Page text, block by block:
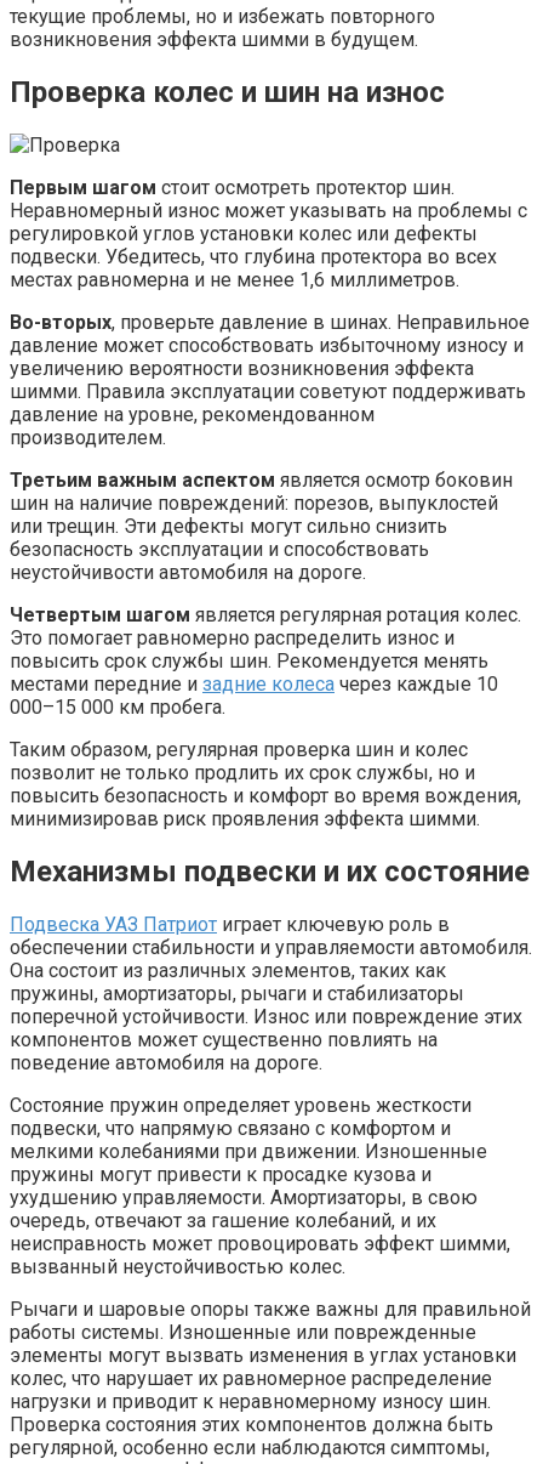
текущие проблемы, но и избежать повторного
возникновения эффекта шимми в будущем.
Проверка колес и шин на износ
Первым шагом стоит осмотреть протектор шин.
Неравномерный износ может указывать на проблемы с
регулировкой углов установки колес или дефекты
подвески. Убедитесь, что глубина протектора во всех
местах равномерна и не менее 1,6 миллиметров.
Во-вторых, проверьте давление в шинах. Неправильное
давление может способствовать избыточному износу и
увеличению вероятности возникновения эффекта
шимми. Правила эксплуатации советуют поддерживать
давление на уровне, рекомендованном
производителем.
Третьим важным аспектом является осмотр боковин
шин на наличие повреждений: порезов, выпуклостей
или трещин. Эти дефекты могут сильно снизить
безопасность эксплуатации и способствовать
неустойчивости автомобиля на дороге.
Четвертым шагом является регулярная ротация колес.
Это помогает равномерно распределить износ и
повысить срок службы шин. Рекомендуется менять
местами передние и задние колеса через каждые 10
000–15 000 км пробега.
Таким образом, регулярная проверка шин и колес
позволит не только продлить их срок службы, но и
повысить безопасность и комфорт во время вождения,
минимизировав риск проявления эффекта шимми.
Механизмы подвески и их состояние
Подвеска УАЗ Патриот играет ключевую роль в
обеспечении стабильности и управляемости автомобиля.
Она состоит из различных элементов, таких как
пружины, амортизаторы, рычаги и стабилизаторы
поперечной устойчивости. Износ или повреждение этих
компонентов может существенно повлиять на
поведение автомобиля на дороге.
Состояние пружин определяет уровень жесткости
подвески, что напрямую связано с комфортом и
мелкими колебаниями при движении. Изношенные
пружины могут привести к просадке кузова и
ухудшению управляемости. Амортизаторы, в свою
очередь, отвечают за гашение колебаний, и их
неисправность может провоцировать эффект шимми,
вызванный неустойчивостью колес.
Рычаги и шаровые опоры также важны для правильной
работы системы. Изношенные или поврежденные
элементы могут вызвать изменения в углах установки
колес, что нарушает их равномерное распределение
нагрузки и приводит к неравномерному износу шин.
Проверка состояния этих компонентов должна быть
регулярной, особенно если наблюдаются симптомы,